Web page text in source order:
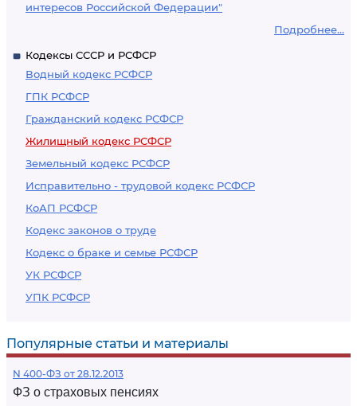
интересов Российской Федерации"
Подробнее...
Кодексы СССР и РСФСР
Водный кодекс РСФСР
ГПК РСФСР
Гражданский кодекс РСФСР
Жилищный кодекс РСФСР
Земельный кодекс РСФСР
Исправительно - трудовой кодекс РСФСР
КоАП РСФСР
Кодекс законов о труде
Кодекс о браке и семье РСФСР
УК РСФСР
УПК РСФСР
Популярные статьи и материалы
N 400-ФЗ от 28.12.2013
ФЗ о страховых пенсиях